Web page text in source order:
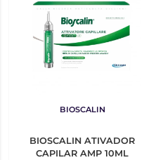
BIOSCALIN
BIOSCALIN ATIVADOR
CAPILAR AMP 10ML